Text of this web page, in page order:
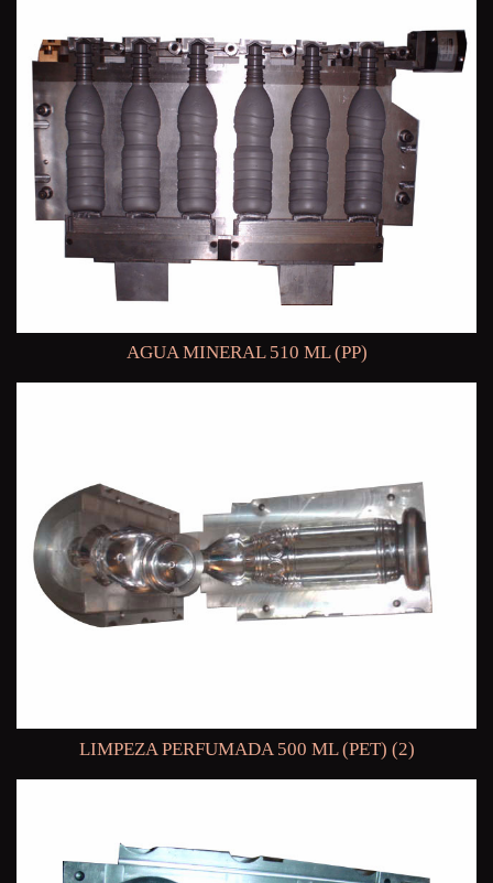
AGUA MINERAL 510 ML (PP)
LIMPEZA PERFUMADA 500 ML (PET) (2)